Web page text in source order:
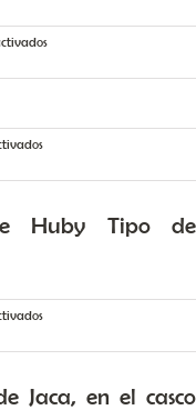
en
de
en
MICHEL
Huby Tipo de
en
ANOGUERA
Jaca, en el casco